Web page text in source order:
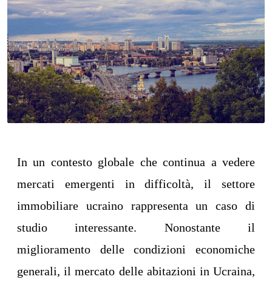
In un contesto globale che continua a vedere
mercati emergenti in difficoltà, il settore
immobiliare ucraino rappresenta un caso di
studio interessante. Nonostante il
miglioramento delle condizioni economiche
generali, il mercato delle abitazioni in Ucraina,